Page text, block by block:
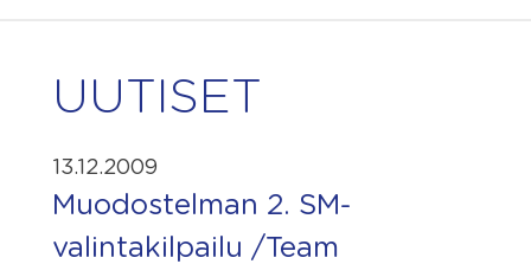
UUTISET
13.12.2009
Muodostelman 2. SM-
valintakilpailu /Team